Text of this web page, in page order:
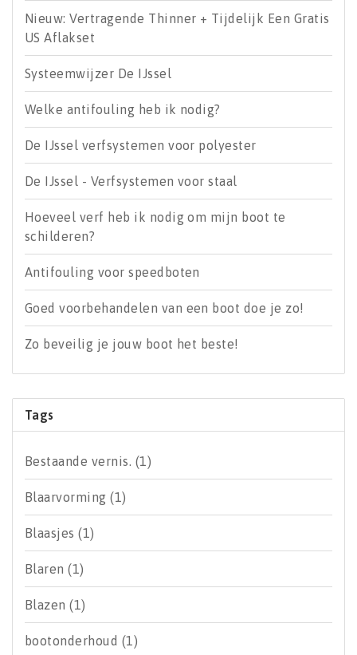
Nieuw: Vertragende Thinner + Tijdelijk Een Gratis
US Aflakset
Systeemwijzer De IJssel
Welke antifouling heb ik nodig?
De IJssel verfsystemen voor polyester
De IJssel - Verfsystemen voor staal
Hoeveel verf heb ik nodig om mijn boot te
schilderen?
Antifouling voor speedboten
Goed voorbehandelen van een boot doe je zo!
Zo beveilig je jouw boot het beste!
Tags
Bestaande vernis. (1)
Blaarvorming(1)
Blaasjes(1)
Blaren(1)
Blazen(1)
bootonderhoud (1)